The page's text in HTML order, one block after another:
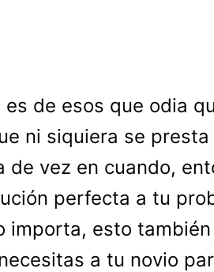
es de esos que odia
ni siquiera se
de vez en cuando,
perfecta a tu
importa, esto
a tu novio